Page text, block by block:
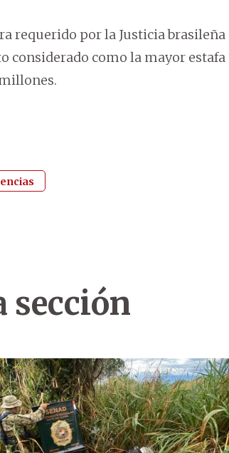
requerido por la Justicia brasileña
considerado como la mayor estafa
sección